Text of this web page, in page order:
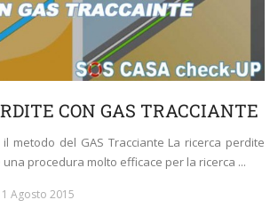
CON GAS TRACCIANTE
il metodo del GAS Tracciante La ricerca perdite
procedura molto efficace per la ricerca ...
1 Agosto 2015